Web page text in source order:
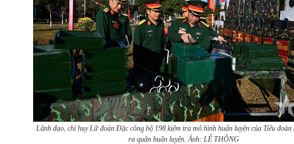
Lãnh đạo, chỉ huy Lữ đoàn Đặc công bộ 198 kiểm tra mô hình huấn luyện của Tiểu đoàn
ra quân huấn luyện. Ảnh: LÊ THÔNG